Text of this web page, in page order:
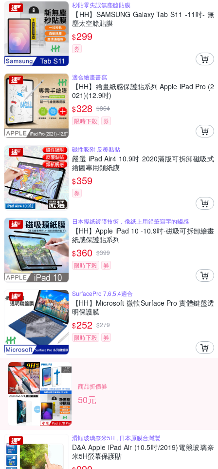
秒貼零失誤無塵艙貼膜
【HH】SAMSUNG Galaxy Tab S11 -11吋- 無
塵太空艙貼膜
$299
券
適合繪畫書寫
【HH】繪畫紙感保護貼系列 Apple iPad Pro (2
021)(12.9吋)
$328 $364
限時下殺
券
磁性吸附 反覆黏貼
嚴選 iPad Air4 10.9吋 2020滿版可拆卸磁吸式
繪圖專用類紙膜
$359
券
日本擬紙鍍膜技術，像紙上用鉛筆寫字的觸感
【HH】Apple iPad 10 -10.9吋-磁吸可拆卸繪畫
紙感保護貼系列
$360 $399
限時下殺
券
SurfacePro 7,6,5,4適合
【HH】Microsoft 微軟Surface Pro 實體鍵盤透
明保護膜
$252 $279
限時下殺
券
商品折價券
50元
滑順玻璃奈米5H , 日本原膜台灣製
D&A Apple iPad Air (10.5吋/2019)電競玻璃奈
米5H螢幕保護貼